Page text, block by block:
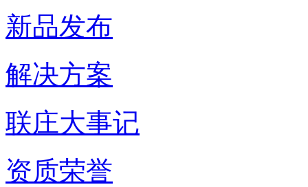
新品发布
解决方案
联庄大事记
资质荣誉